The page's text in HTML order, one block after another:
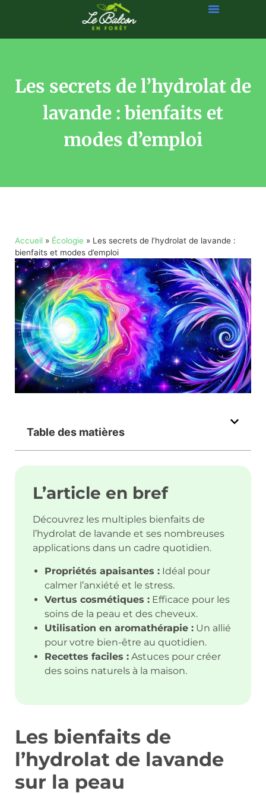
Les secrets de l’hydrolat de
lavande : bienfaits et
modes d’emploi
Accueil » Écologie » Les secrets de l’hydrolat de lavande :
bienfaits et modes d’emploi
Table des matières
L’article en bref
Découvrez les multiples bienfaits de
l’hydrolat de lavande et ses nombreuses
applications dans un cadre quotidien.
Propriétés apaisantes : Idéal pour
calmer l’anxiété et le stress.
Vertus cosmétiques : Efficace pour les
soins de la peau et des cheveux.
Utilisation en aromathérapie : Un allié
pour votre bien-être au quotidien.
Recettes faciles : Astuces pour créer
des soins naturels à la maison.
Les bienfaits de
l’hydrolat de lavande
sur la peau